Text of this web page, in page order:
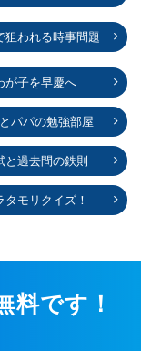
狙われる時事問題
が子を早慶へ
パパの勉強部屋
と過去問の鉄則
タモリクイズ！
料です！